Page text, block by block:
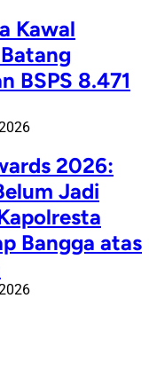
Kawal
BSPS 8.471
2026:
Jadi
Bangga atas